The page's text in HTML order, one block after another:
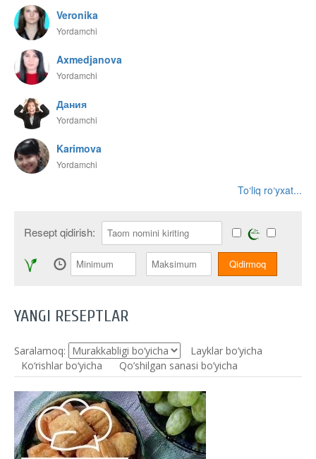
Veronika
Yordamchi
Axmedjanova
Yordamchi
Дания
Yordamchi
Karimova
Yordamchi
To‘liq ro‘yxat...
Resept qidirish:
YANGI RESEPTLAR
Saralamoq:
Layklar bo’yicha
Ko‘rishlar bo‘yicha
Qo’shilgan sanasi bo’yicha